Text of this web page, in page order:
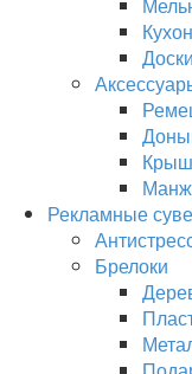
Доски
Рекламные
Брелоки